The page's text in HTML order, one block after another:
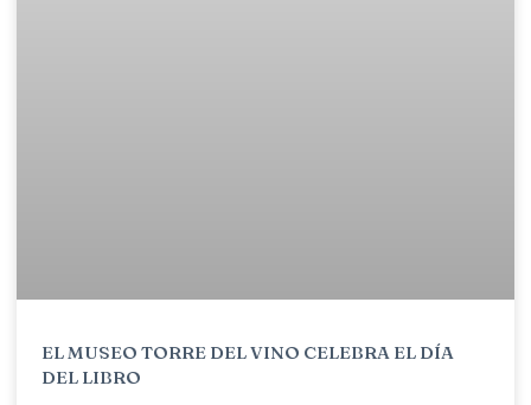
EL MUSEO TORRE DEL VINO CELEBRA EL DÍA
DEL LIBRO